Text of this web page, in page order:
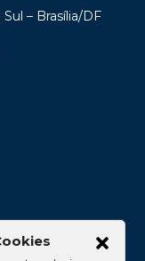
Sul – Brasília/DF
Sala 2102 –